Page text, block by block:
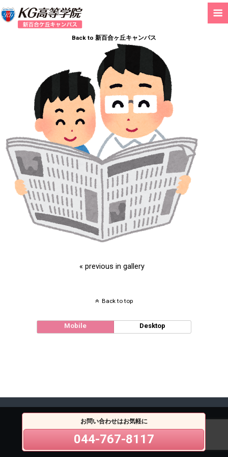
Back to 新百合ヶ丘キャンパス
« previous in gallery
Back to top
Mobile Desktop
お問い合わせはお気軽に
044-767-8117